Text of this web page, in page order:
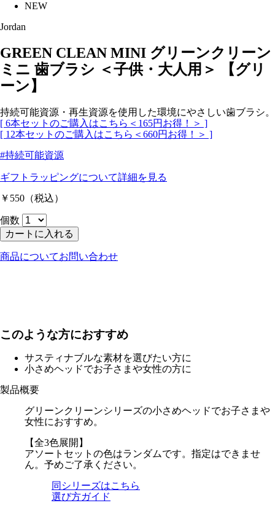
NEW
Jordan
GREEN CLEAN MINI グリーンクリーン
ミニ 歯ブラシ ＜子供・大人用＞ 【グリ
ーン】
持続可能資源・再生資源を使用した環境にやさしい歯ブラシ。
[ 6本セットのご購入はこちら＜165円お得！＞ ]
[ 12本セットのご購入はこちら＜660円お得！＞ ]
#持続可能資源
ギフトラッピングについて詳細を見る
￥550 （税込）
個数
カートに入れる
商品についてお問い合わせ
このような方におすすめ
サスティナブルな素材を選びたい方に
小さめヘッドでお子さまや女性の方に
製品概要
グリーンクリーンシリーズの小さめヘッドでお子さまや
女性におすすめ。
【全3色展開】
アソートセットの色はランダムです。指定はできませ
ん。予めご了承ください。
同シリーズはこちら
選び方ガイド